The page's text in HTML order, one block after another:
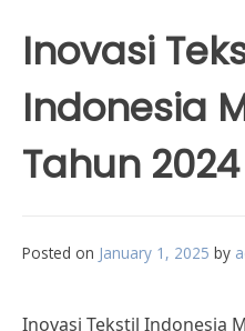
Inovasi
Indonesia
Tahun 2024
Posted on January 1, 2025 by
Inovasi Tekstil Indonesia